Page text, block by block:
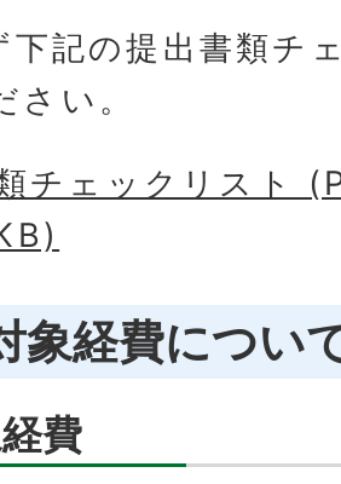
下記の提出書類チ
さい。
チェックリスト
象経費につい
費